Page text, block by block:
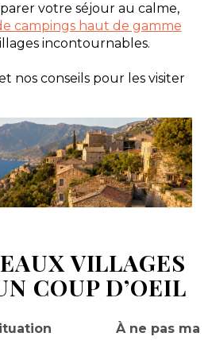
votre séjour au calme,
campings haut de gamme
incontournables.
nos conseils pour les visiter
VILLAGES
COUP D’OEIL
À ne pas